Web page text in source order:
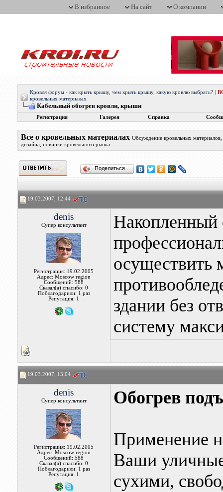
В избранное На сайт О компании
Кровля форум - как крыть крышу, чем крыть крышу, какую кровлю выбрать?
кровельных материалах
Кабельный обогрев кровли, крыши
Регистрация Галерея Справка
Все о кровельных материалах Обсуждение кровельных
дизайна, новинки кровельного рынка
Поделиться…
19.03.2007, 12:44
denis
Супер консультант
Регистрация: 19.02.2005
Адрес: Moscow region
Сообщений: 588
Сказал(а) спасибо: 0
Поблагодарили: 1 раз
Репутация: 1
Накопленный
осуществить
здании без
систему
19.03.2007, 13:04
denis
Супер консультант
Регистрация: 19.02.2005
Адрес: Moscow region
Сообщений: 588
Сказал(а) спасибо: 0
Поблагодарили: 1 раз
Репутация: 1
Обогрев
Применение
Ваши
сухими,